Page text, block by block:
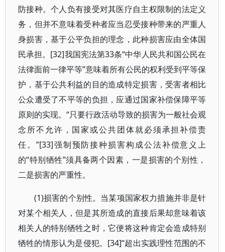
防接种。个人负有接受对其医疗自主权限制的法定义
务，但并不意味着受种者应当忍受接种带来的严重人
身损害，基于公平负担的理念，此种损害应由全体国
民承担。[32]我国宪法第33条“中华人民共和国公民在
法律面前一律平等”意味着所有公民的权利受到平等保
护，基于公共利益的目的造成特定损害，受害者相比
公众遭受了不平等的负担，应通过国家补偿保障平等
原则的实现。“只要行政活动导致的损害为一般社会观
念所不允许，国家或公共团体就必须承担补偿责
任。”[33]强制预防接种损害构成公法补偿意义上
的“特别牺牲”须具备两个因素，一是损害的个别性，
二是损害的严重性。
(1)损害的个别性。当某项国家权力措施并非是针
对某个相关人，但是其所造成的直接后果却意味着该
相关人的特别牺牲之时，它便将这种肯定会造成特别
牺牲的情形认为是侵犯。[34]“超出实践理性范围的不